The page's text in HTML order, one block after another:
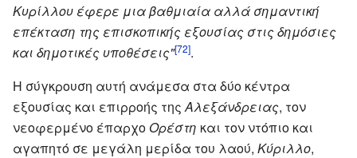
Κυρίλλου έφερε μια βαθμιαία αλλά σημαντική
επέκταση της επισκοπικής εξουσίας στις δημόσιες
και δημοτικές υποθέσεις"[72].
Η σύγκρουση αυτή ανάμεσα στα δύο κέντρα
εξουσίας και επιρροής της Αλεξάνδρειας, τον
νεοφερμένο έπαρχο Ορέστη και τον ντόπιο και
αγαπητό σε μεγάλη μερίδα του λαού, Κύριλλο,